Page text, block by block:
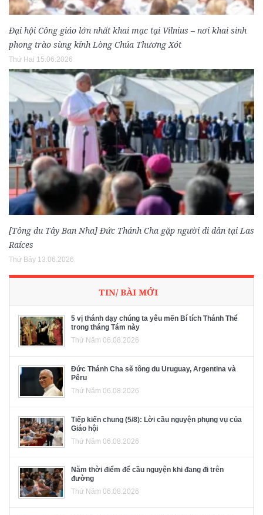
Đại hội Công giáo lớn nhất khai mạc tại Vilnius – nơi khai sinh
phong trào sùng kính Lòng Chúa Thương Xót
Thứ Hai 15.06.2026
[Tông du Tây Ban Nha] Đức Thánh Cha gặp người di dân tại Las
Raíces
Thứ Bảy 13.06.2026
TIN/ BÀI MỚI
5 vị thánh dạy chúng ta yêu mến Bí tích Thánh Thể
trong tháng Tám này
Thứ Năm 06.08.2026
Đức Thánh Cha sẽ tông du Uruguay, Argentina và
Pêru
Thứ Năm 06.08.2026
Tiếp kiến chung (5/8): Lời cầu nguyện phụng vụ của
Giáo hội
Thứ Năm 06.08.2026
Năm thời điểm để cầu nguyện khi đang đi trên
đường
Thứ Năm 06.08.2026